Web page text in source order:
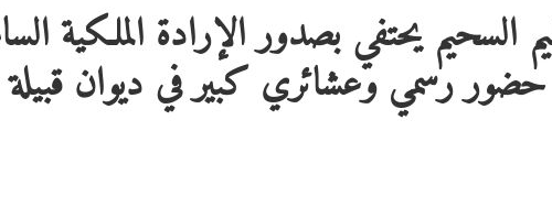
السحيم يحتفي بصدور الإرادة الملكية
حضور رسمي وعشائري كبير في ديوان